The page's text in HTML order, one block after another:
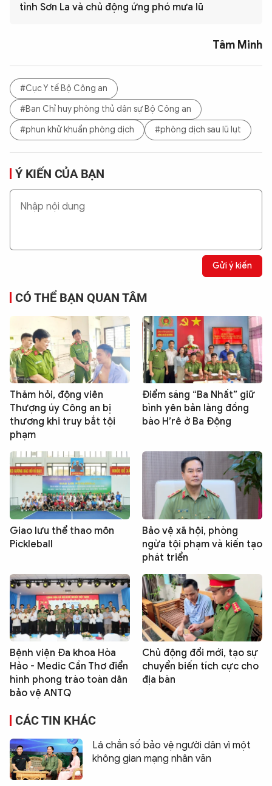
tỉnh Sơn La và chủ động ứng phó mưa lũ
Tâm Minh
#Cục Y tế Bộ Công an
#Ban Chỉ huy phòng thủ dân sự Bộ Công an
#phun khử khuẩn phòng dịch
#phòng dịch sau lũ lụt
Ý KIẾN CỦA BẠN
Gửi ý kiến
CÓ THỂ BẠN QUAN TÂM
Thăm hỏi, động viên
Thượng úy Công an bị
thương khi truy bắt tội
phạm
Điểm sáng “Ba Nhất” giữ
bình yên bản làng đồng
bào H’rê ở Ba Động
Giao lưu thể thao môn
Pickleball
Bảo vệ xã hội, phòng
ngừa tội phạm và kiến tạo
phát triển
Bệnh viện Đa khoa Hòa
Hảo - Medic Cần Thơ điển
hình phong trào toàn dân
bảo vệ ANTQ
Chủ động đổi mới, tạo sự
chuyển biến tích cực cho
địa bàn
CÁC TIN KHÁC
Lá chắn số bảo vệ người dân vì một
không gian mạng nhân văn